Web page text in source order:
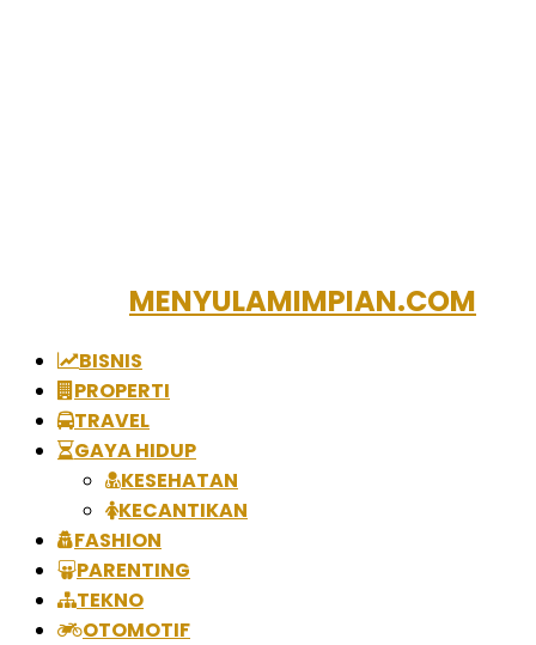
MENYULAMIMPIAN.COM
BISNIS
PROPERTI
TRAVEL
GAYA HIDUP
KESEHATAN
KECANTIKAN
FASHION
PARENTING
TEKNO
OTOMOTIF